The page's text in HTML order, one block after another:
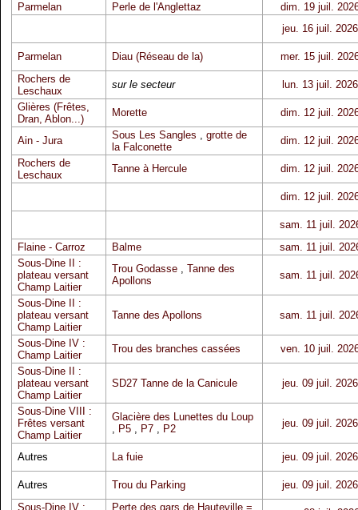
Parmelan
Perle de l'Anglettaz
dim. 19 juil.
jeu. 16 juil. 2026
Parmelan Diau (Réseau de la)
mer. 15 juil.
Rochers de
Leschaux
sur le secteur
lun. 13 juil. 2026
Glières (Frêtes,
Dran, Ablon...)
Morette dim. 12 juil.
Ain - Jura Sous Les Sangles , grotte de
la Falconette
dim. 12 juil.
Rochers de
Leschaux
Tanne à Hercule dim. 12 juil.
dim. 12 juil.
sam. 11 juil.
Flaine - Carroz
Balme
sam. 11 juil.
Sous-Dine II :
plateau versant
Champ Laitier
Trou Godasse, Tanne des
Apollons
sam. 11 juil.
Sous-Dine II :
plateau versant
Champ Laitier
Tanne des Apollons sam. 11 juil.
Sous-Dine IV :
Champ Laitier
Trou des branches cassées
ven. 10 juil.
Sous-Dine II :
plateau versant
Champ Laitier
SD27 Tanne de la Canicule jeu. 09 juil. 2026
Sous-Dine VIII :
Frêtes versant
Champ Laitier
Glacière des Lunettes du Loup
, P5, P7, P2 jeu. 09 juil. 2026
Autres La fuie jeu. 09 juil. 2026
Autres Trou du Parking
jeu. 09 juil. 2026
Sous-Dine IV :
Perte des gars de Hauteville =